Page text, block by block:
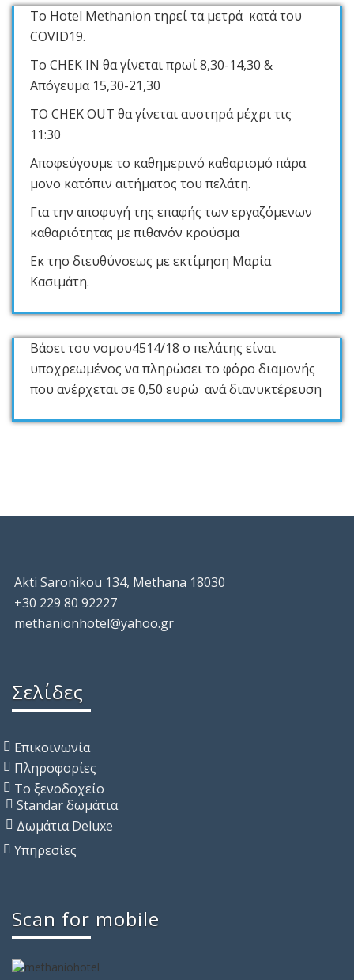
Το Hotel Methanion τηρεί τα μετρά κατά του
COVID19.
Το CHEK IN θα γίνεται πρωί 8,30-14,30 &
Απόγευμα 15,30-21,30
ΤΟ CHEK OUT θα γίνεται αυστηρά μέχρι τις
11:30
Αποφεύγουμε το καθημερινό καθαρισμό πάρα
μονο κατόπιν αιτήματος του πελάτη.
Για την αποφυγή της επαφής των εργαζόμενων
καθαριότητας με πιθανόν κρούσμα
Εκ τησ διευθύνσεως με εκτίμηση Μαρία
Κασιμάτη.
Βάσει του νομου4514/18 ο πελάτης είναι
υποχρεωμένος να πληρώσει το φόρο διαμονής
που ανέρχεται σε 0,50 ευρώ ανά διανυκτέρευση
Akti Saronikou 134, Methana 18030
+30 229 80 92227
methanionhotel@yahoo.gr
Σελίδες
Επικοινωνία
Πληροφορίες
Το ξενοδοχείο
Standar δωμάτια
Δωμάτια Deluxe
Υπηρεσίες
Scan for mobile